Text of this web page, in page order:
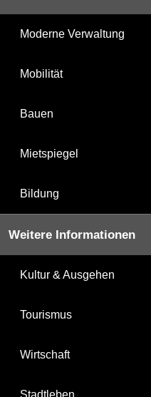
Moderne Verwaltung
Mobilität
Bauen
Mietspiegel
Bildung
Weitere Informationen
Kultur & Ausgehen
Tourismus
Wirtschaft